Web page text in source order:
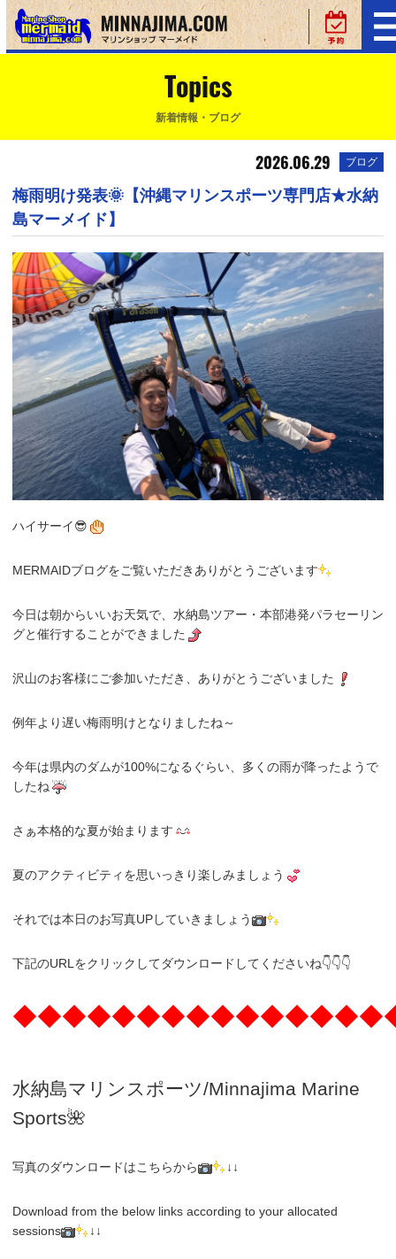
Topics
新着情報・ブログ
2026.06.29 ブログ
梅雨明け発表🌞【沖縄マリンスポーツ専門店★水納
島マーメイド】
ハイサーイ😎
MERMAIDブログをご覧いただきありがとうございます
今日は朝からいいお天気で、水納島ツアー・本部港発パラセーリン
グと催行することができました
沢山のお客様にご参加いただき、ありがとうございました
例年より遅い梅雨明けとなりましたね～
今年は県内のダムが100%になるぐらい、多くの雨が降ったようで
したね
さぁ本格的な夏が始まります
夏のアクティビティを思いっきり楽しみましょう
それでは本日のお写真UPしていきましょう
下記のURLをクリックしてダウンロードしてくださいね👇👇👇
水納島マリンスポーツ/Minnajima Marine
Sports🌺
写真のダウンロードはこちらから ↓↓
Download from the below links according to your allocated
sessions
↓↓